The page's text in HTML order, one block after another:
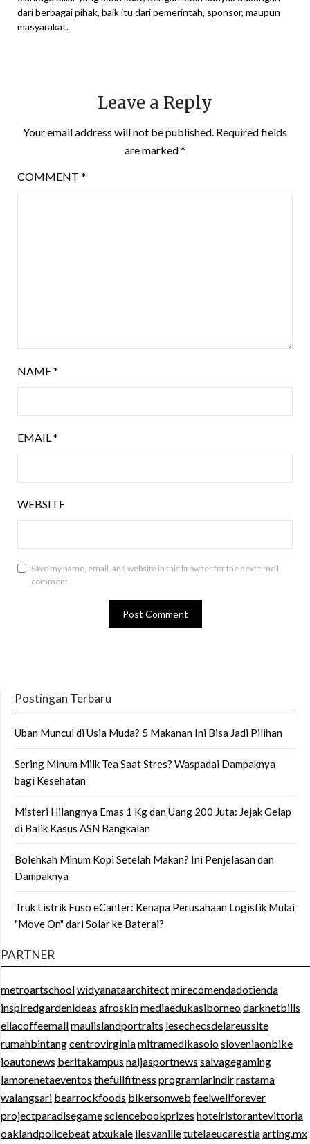
dari berbagai pihak, baik itu dari pemerintah, sponsor, maupun
masyarakat.
Leave a Reply
Your email address will not be published. Required fields
are marked*
COMMENT *
NAME*
EMAIL*
WEBSITE
Save my name, email, and website in this browser for the next time I
comment.
Postingan Terbaru
Uban Muncul di Usia Muda? 5 Makanan Ini Bisa Jadi Pilihan
Sering Minum Milk Tea Saat Stres? Waspadai Dampaknya
bagi Kesehatan
Misteri Hilangnya Emas 1 Kg dan Uang 200 Juta: Jejak Gelap
di Balik Kasus ASN Bangkalan
Bolehkah Minum Kopi Setelah Makan? Ini Penjelasan dan
Dampaknya
Truk Listrik Fuso eCanter: Kenapa Perusahaan Logistik Mulai
"Move On" dari Solar ke Baterai?
PARTNER
metroartschoolwidyanataarchitectmirecomendadotienda
inspiredgardenideas afroskinmediaedukasiborneodarknetbills
ellacoffeemallmauiislandportraits lesechecsdelareussite
rumahbintangcentrovirginiamitramedikasolosloveniaonbike
ioautonews beritakampus naijasportnews salvagegaming
lamorenetaeventos thefullfitness programlarindirrastama
walangsari bearrockfoods bikersonweb feelwellforever
projectparadisegamesciencebookprizes hotelristorantevittoria
oaklandpolicebeatatxukale ilesvanilletutelaeucarestiaarting.mx